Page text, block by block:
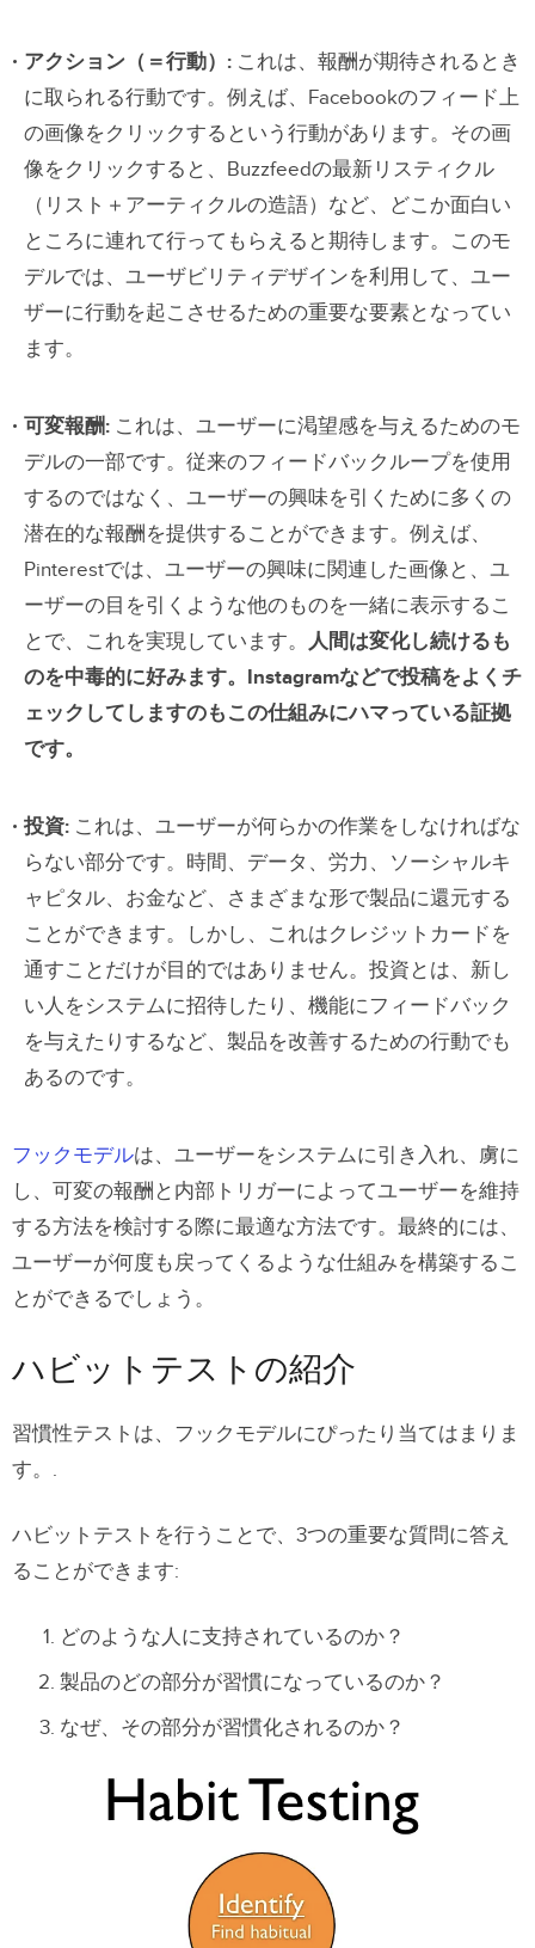
アクション（＝行動） : これは、報酬が期待されるとき
に取られる行動です。例えば、Facebookのフィード上
の画像をクリックするという行動があります。その画
像をクリックすると、Buzzfeedの最新リスティクル
（リスト＋アーティクルの造語）など、どこか面白い
ところに連れて行ってもらえると期待します。このモ
デルでは、ユーザビリティデザインを利用して、ユー
ザーに行動を起こさせるための重要な要素となってい
ます。
可変報酬: これは、ユーザーに渇望感を与えるためのモ
デルの一部です。従来のフィードバックループを使用
するのではなく、ユーザーの興味を引くために多くの
潜在的な報酬を提供することができます。例えば、
Pinterestでは、ユーザーの興味に関連した画像と、ユ
ーザーの目を引くような他のものを一緒に表示するこ
とで、これを実現しています。 人間は変化し続けるも
のを中毒的に好みます。Instagramなどで投稿をよくチ
ェックしてしますのもこの仕組みにハマっている証拠
です。
投資: これは、ユーザーが何らかの作業をしなければな
らない部分です。時間、データ、労力、ソーシャルキ
ャピタル、お金など、さまざまな形で製品に還元する
ことができます。しかし、これはクレジットカードを
通すことだけが目的ではありません。投資とは、新し
い人をシステムに招待したり、機能にフィードバック
を与えたりするなど、製品を改善するための行動でも
あるのです。
フックモデルは、ユーザーをシステムに引き入れ、虜に
し、可変の報酬と内部トリガーによってユーザーを維持
する方法を検討する際に最適な方法です。最終的には、
ユーザーが何度も戻ってくるような仕組みを構築するこ
とができるでしょう。
ハビットテストの紹介
習慣性テストは、フックモデルにぴったり当てはまりま
す。 .
ハビットテストを行うことで、3つの重要な質問に答え
ることができます:
どのような人に支持されているのか？
製品のどの部分が習慣になっているのか？
なぜ、その部分が習慣化されるのか？